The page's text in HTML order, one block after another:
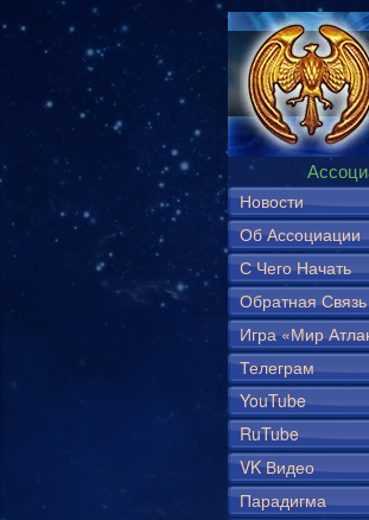
НАНОТЕХНОЛОГИИ ⋆
Новости
Об Ассоциации
С Чего Начать
Обратная Связь
Игра «Мир
Телеграм
YouTube
RuTube
VK Видео
Парадигма